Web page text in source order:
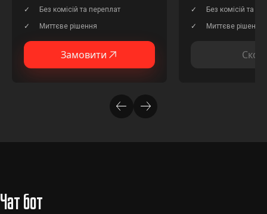
Без комісій та переплат
Миттєве рішення
Замовити
Без комісій та
Миттєве рішення
Чат бот